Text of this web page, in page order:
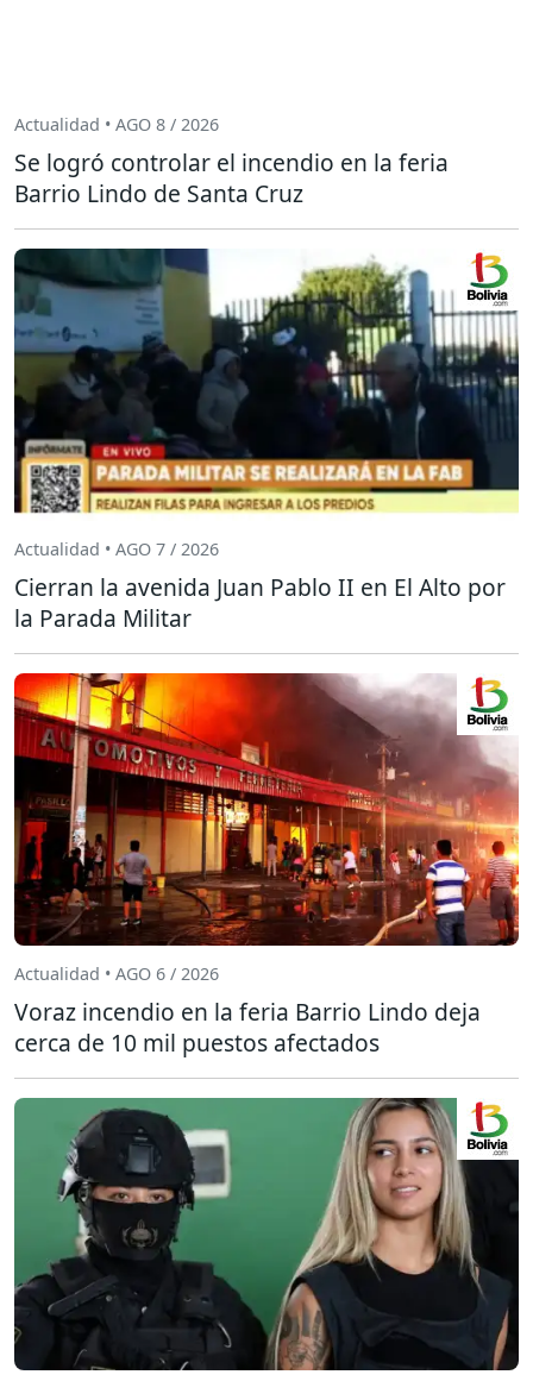
Actualidad • AGO 8 / 2026
Se logró controlar el incendio en la feria
Barrio Lindo de Santa Cruz
Actualidad • AGO 7 / 2026
Cierran la avenida Juan Pablo II en El Alto por
la Parada Militar
Actualidad • AGO 6 / 2026
Voraz incendio en la feria Barrio Lindo deja
cerca de 10 mil puestos afectados